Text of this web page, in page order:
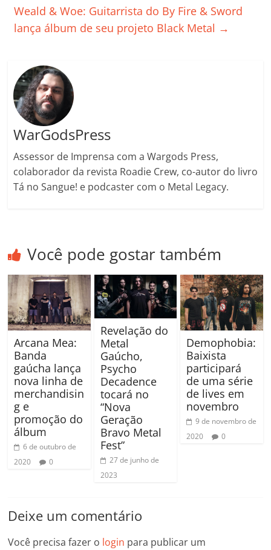
o
k
p a
ss
k h
ar
Weald & Woe: Guitarrista do By Fire & Sword
lança álbum de seu projeto Black Metal →
WarGodsPress
Assessor de Imprensa com a Wargods Press,
colaborador da revista Roadie Crew, co-autor do livro
Tá no Sangue! e podcaster com o Metal Legacy.
Você pode gostar também
Arcana Mea:
Banda
gaúcha lança
nova linha de
merchandisin
g e
promoção do
álbum
6 de outubro de
2020
0
Revelação do
Metal
Gaúcho,
Psycho
Decadence
tocará no
“Nova
Geração
Bravo Metal
Fest”
27 de junho de
2023
Demophobia:
Baixista
participará
de uma série
de lives em
novembro
9 de novembro de
2020
0
Deixe um comentário
Você precisa fazer o login para publicar um